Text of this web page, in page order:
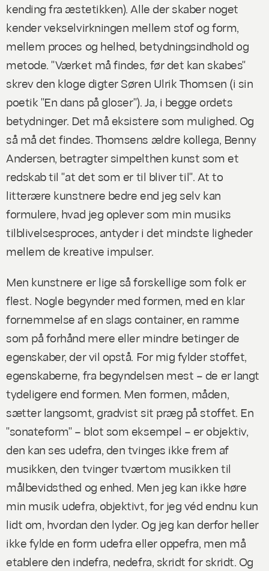
kending fra æstetikken). Alle der skaber noget
kender vekselvirkningen mellem stof og form,
mellem proces og helhed, betydningsindhold og
metode. "Værket må findes, før det kan skabes"
skrev den kloge digter Søren Ulrik Thomsen (i sin
poetik "En dans på gloser"). Ja, i begge ordets
betydninger. Det må eksistere som mulighed. Og
så må det findes. Thomsens ældre kollega, Benny
Andersen, betragter simpelthen kunst som et
redskab til "at det som er til bliver til". At to
litterære kunstnere bedre end jeg selv kan
formulere, hvad jeg oplever som min musiks
tilblivelsesproces, antyder i det mindste ligheder
mellem de kreative impulser.
Men kunstnere er lige så forskellige som folk er
flest. Nogle begynder med formen, med en klar
fornemmelse af en slags container, en ramme
som på forhånd mere eller mindre betinger de
egenskaber, der vil opstå. For mig fylder stoffet,
egenskaberne, fra begyndelsen mest – de er langt
tydeligere end formen. Men formen, måden,
sætter langsomt, gradvist sit præg på stoffet. En
"sonateform" – blot som eksempel – er objektiv,
den kan ses udefra, den tvinges ikke frem af
musikken, den tvinger tværtom musikken til
målbevidsthed og enhed. Men jeg kan ikke høre
min musik udefra, objektivt, for jeg véd endnu kun
lidt om, hvordan den lyder. Og jeg kan derfor heller
ikke fylde en form udefra eller oppefra, men må
etablere den indefra, nedefra, skridt for skridt. Og